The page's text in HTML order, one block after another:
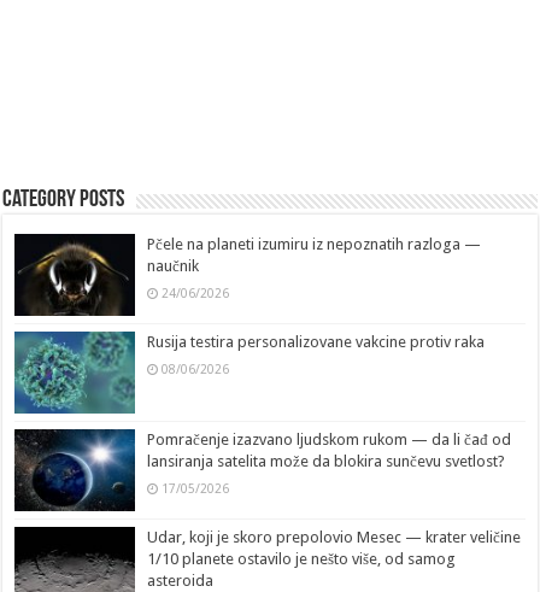
Category Posts
Pčele na planeti izumiru iz nepoznatih razloga —
naučnik
24/06/2026
Rusija testira personalizovane vakcine protiv raka
08/06/2026
Pomračenje izazvano ljudskom rukom — da li čađ od
lansiranja satelita može da blokira sunčevu svetlost?
17/05/2026
Udar, koji je skoro prepolovio Mesec — krater veličine
1/10 planete ostavilo je nešto više, od samog
asteroida